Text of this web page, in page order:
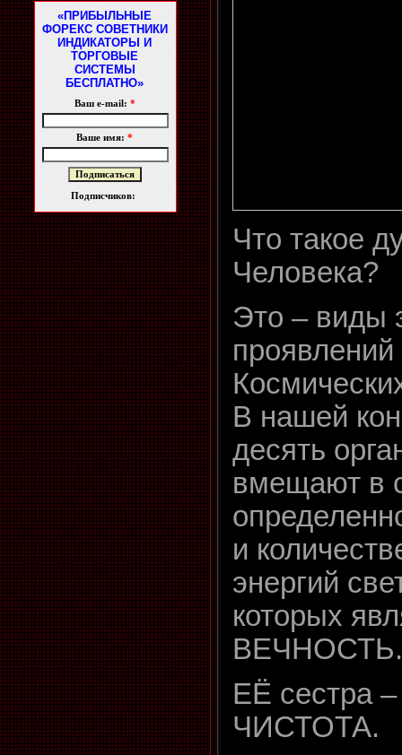
«ПРИБЫЛЬНЫЕ
ФОРЕКС СОВЕТНИКИ
ИНДИКАТОРЫ И
ТОРГОВЫЕ
СИСТЕМЫ
БЕСПЛАТНО»
Ваш e-mail: *
Ваше имя:*
Подписчиков:
Что такое
Человека?
Это – виды
В нашей
десять
вмещают в
и
энергий
которых
ВЕЧНОСТЬ.
ЕЁ сестра
ЧИСТОТА.